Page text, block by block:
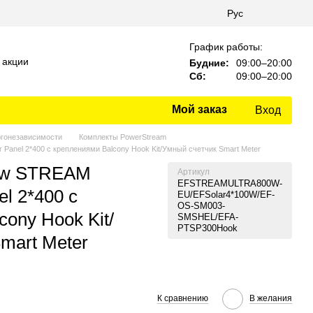
Рус
График работы:
Будние:
09:00–20:00
Сб:
09:00–20:00
Мой заказ Вход
Комплекты PowerStream
Panel 2*400 с креплениями Balcony Hook Kit/Умный счетчик Smart Meter
STREAM
2*400 с
Hook Kit/
Meter
Артикул
EFSTREAMULTRA800W-
EU/EFSolar4*100W/EF-
OS-SM003-
SMSHEL/EFA-
PTSP300Hook
К сравнению В желания